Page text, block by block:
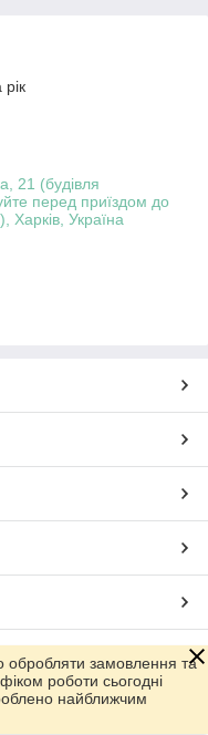
21 (будівля
перед приїздом до
Харків, Україна
замовлення та
роботи сьогодні
найближчим